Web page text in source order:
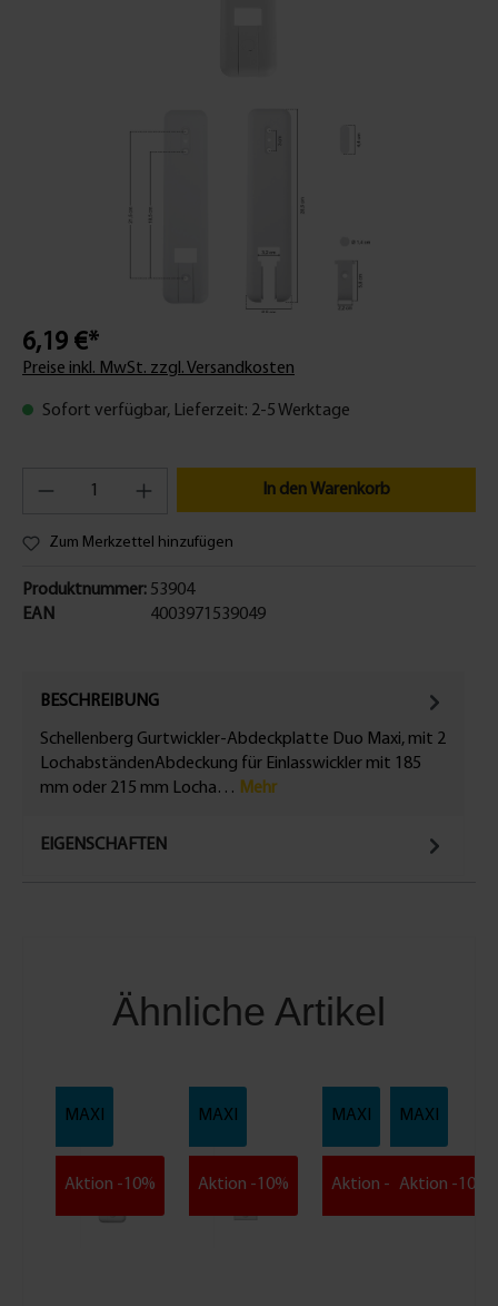
6,19 €*
Preise inkl. MwSt. zzgl. Versandkosten
Sofort verfügbar, Lieferzeit: 2-5 Werktage
In den Warenkorb
Zum Merkzettel hinzufügen
Produktnummer:
EAN
53904
4003971539049
BESCHREIBUNG
Schellenberg Gurtwickler-Abdeckplatte Duo Maxi, mit 2
LochabständenAbdeckung für Einlasswickler mit 185
mm oder 215 mm Locha… Mehr
EIGENSCHAFTEN
Ähnliche Artikel
MAXI
Aktion -10%
MAXI
Aktion -10%
MAXI
Aktion -10%
MAXI
Aktion -10%